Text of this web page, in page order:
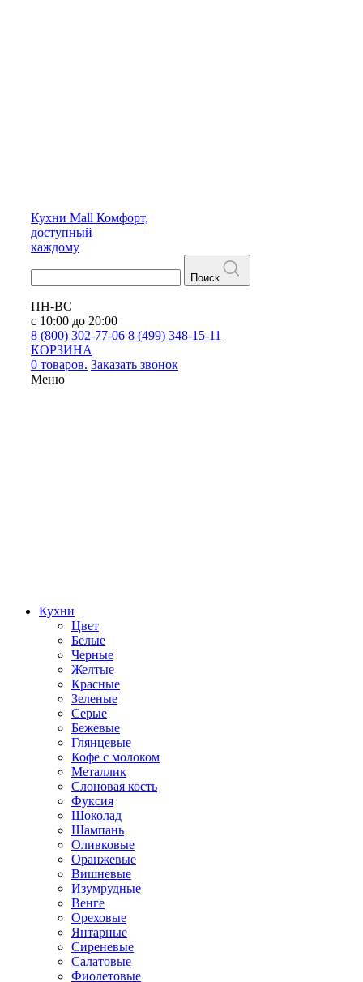
Кухни Mall Комфорт,
доступный
каждому
Поиск
ПН-ВС
с 10:00 до 20:00
8 (800) 302-77-06 8 (499) 348-15-11
КОРЗИНА
0 товаров. Заказать звонок
Меню
Кухни
Цвет
Белые
Черные
Желтые
Красные
Зеленые
Серые
Бежевые
Глянцевые
Кофе с молоком
Металлик
Слоновая кость
Фуксия
Шоколад
Шампань
Оливковые
Оранжевые
Вишневые
Изумрудные
Венге
Ореховые
Янтарные
Сиреневые
Салатовые
Фиолетовые